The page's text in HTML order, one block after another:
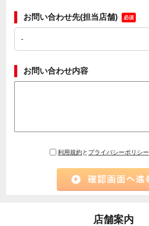
お問い合わせ先(担当店舗) 必須
お問い合わせ内容
利用規約と プライバシーポリシー
店舗案内